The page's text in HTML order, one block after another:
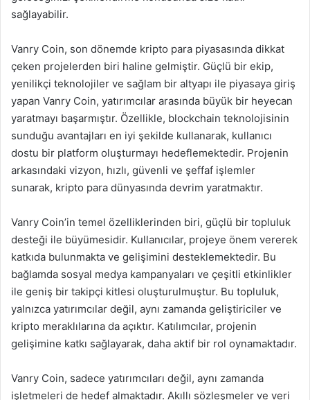
sağlayabilir.
Vanry Coin, son dönemde kripto para piyasasında dikkat
çeken projelerden biri haline gelmiştir. Güçlü bir ekip,
yenilikçi teknolojiler ve sağlam bir altyapı ile piyasaya giriş
yapan Vanry Coin, yatırımcılar arasında büyük bir heyecan
yaratmayı başarmıştır. Özellikle, blockchain teknolojisinin
sunduğu avantajları en iyi şekilde kullanarak, kullanıcı
dostu bir platform oluşturmayı hedeflemektedir. Projenin
arkasındaki vizyon, hızlı, güvenli ve şeffaf işlemler
sunarak, kripto para dünyasında devrim yaratmaktır.
Vanry Coin’in temel özelliklerinden biri, güçlü bir topluluk
desteği ile büyümesidir. Kullanıcılar, projeye önem vererek
katkıda bulunmakta ve gelişimini desteklemektedir. Bu
bağlamda sosyal medya kampanyaları ve çeşitli etkinlikler
ile geniş bir takipçi kitlesi oluşturulmuştur. Bu topluluk,
yalnızca yatırımcılar değil, aynı zamanda geliştiriciler ve
kripto meraklılarına da açıktır. Katılımcılar, projenin
gelişimine katkı sağlayarak, daha aktif bir rol oynamaktadır.
Vanry Coin, sadece yatırımcıları değil, aynı zamanda
işletmeleri de hedef almaktadır. Akıllı sözleşmeler ve veri